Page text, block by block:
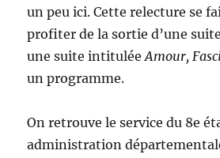
un peu ici. Cette relecture se
profiter de la sortie d’une
une suite intituléeAmour,
un programme.
On retrouve le service du 8e
administration